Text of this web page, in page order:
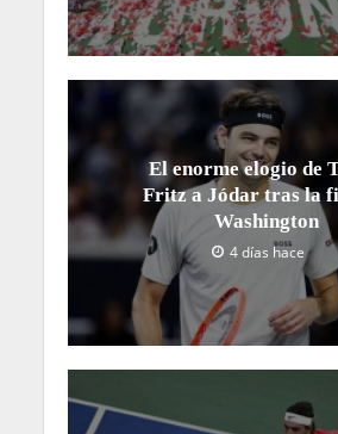
El enorme elogio de
Fritz a Jódar tras la
Washington
4 días hace